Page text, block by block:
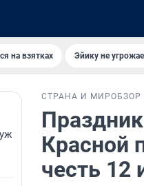
на взятках Эйику не
СТРАНА И МИРОБЗОР
Красной
честь 12